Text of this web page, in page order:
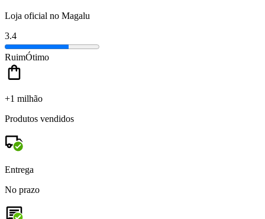
Loja oficial no Magalu
3.4
RuimÓtimo
+1 milhão
Produtos vendidos
Entrega
No prazo